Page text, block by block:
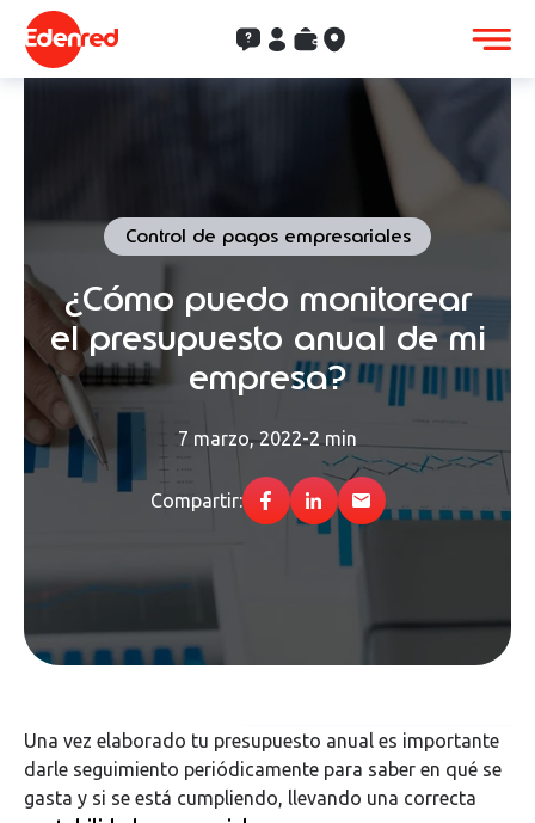
Contacto
Clientes
SaldoAceptación
Control de pagos empresariales
¿Cómo puedo monitorear
el presupuesto anual de mi
empresa?
7 marzo, 2022-2 min
Compartir:
Una vez elaborado tu presupuesto anual es importante
darle seguimiento periódicamente para saber en qué se
gasta y si se está cumpliendo, llevando una correcta